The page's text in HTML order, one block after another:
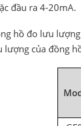
đầu ra 4-20mA.
hồ đo lưu
lượng của đồng